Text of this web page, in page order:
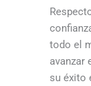
todo el
avanzar
su éxito